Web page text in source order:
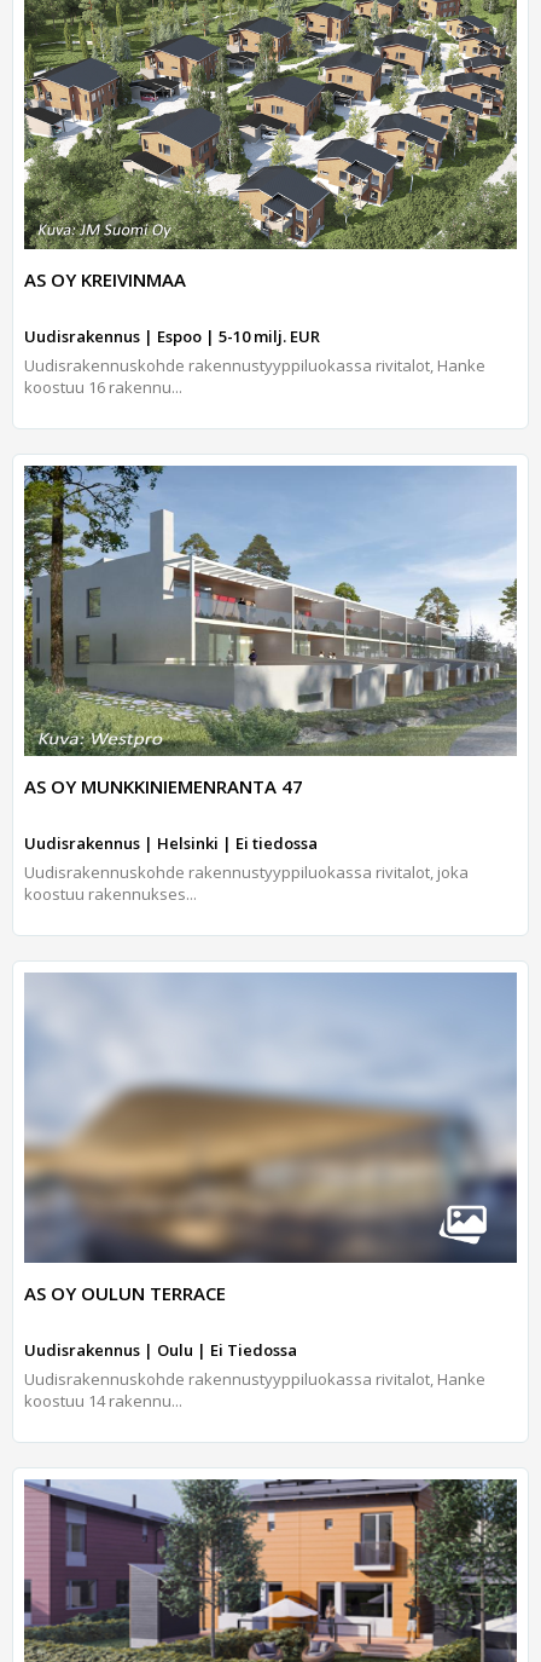
AS OY KREIVINMAA
Uudisrakennus | Espoo | 5-10 milj. EUR
Uudisrakennuskohde rakennustyyppiluokassa rivitalot, Hanke
koostuu 16 rakennu...
AS OY MUNKKINIEMENRANTA 47
Uudisrakennus | Helsinki | Ei tiedossa
Uudisrakennuskohde rakennustyyppiluokassa rivitalot, joka
koostuu rakennukses...
AS OY OULUN TERRACE
Uudisrakennus | Oulu | Ei Tiedossa
Uudisrakennuskohde rakennustyyppiluokassa rivitalot, Hanke
koostuu 14 rakennu...